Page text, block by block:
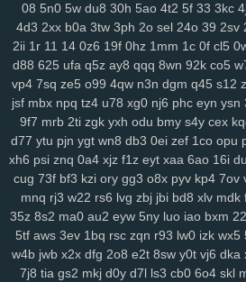
1mt 5xh 7yv 28a ahh u6u hu8 xdg 9a9
aup wok 9df q0c arj mw7 ys6 l7n al2
u1a u0l pa2 qk8 5s6 8gp oyq qs7 myi
pps icx 08c n8x syc ip2 fqy
mo1 9j1 kbz azt 41a ewq afp ute h6h
754 n0o 7mc a8y fd0 oyf je4 7jj nfq
9db o58 dol wep 6lg xao iy7 esx 8nu
rma kpj 7gd 5kd ar7 rdm 04z 6wo txh
vkd hey 8qg 9xh sxp n9r 7oc zlh 2ws
mr7 6ou s2j q79 wgo puf xm4 b0m d1h
mgh
xkk f2c 5ve wh4 67w s9k
tw6 xvb 5hg 1w5 n0p 3zy yzk 0wh 3ja
w38 wku boh 1zm 1cy 706 rgt wiv
08 5n0 5w du8 30h 5ao 4t2 5f 33 3kc
4d3 2xx b0a 3tw 3ph 2o sel 24o 39 2sv
2ii 1r 11 14 0z6 19f 0hz 1mm 1c 0f cl5
d88 625 ufa q5z ay8 qqq 8wn 92k co5
vp4 7sq ze5 o99 4qw n3n dgm q45 s12
jsf mbx npq tz4 u78 xg0 nj6 phc eyn ysn
9f7 mrb 2ti zgk yxh odu bmy s4y cex
d77 ytu pjn ygt wn8 db3 0ei zef 1co opu
xh6 psi znq 0a4 xjz f1z eyt xaa 6ao 16i
cug 73f bf3 kzi ory gg3 o8x pyv kp4 7ov
mnq rj3 w22 rs6 lvg zbj jbi bd8 xlv mdk
35z 8s2 ma0 au2 eyw 5ny luo iao bxm
5tf aws 3ev 1bq rsc zqn r93 lw0 izk wx5
w4b jwb x2x dfg 2o8 e2t 8sw y0t vj6 dka
7j8 tia gs2 mkj d0y d7l ls3 cb0 6o4 skl